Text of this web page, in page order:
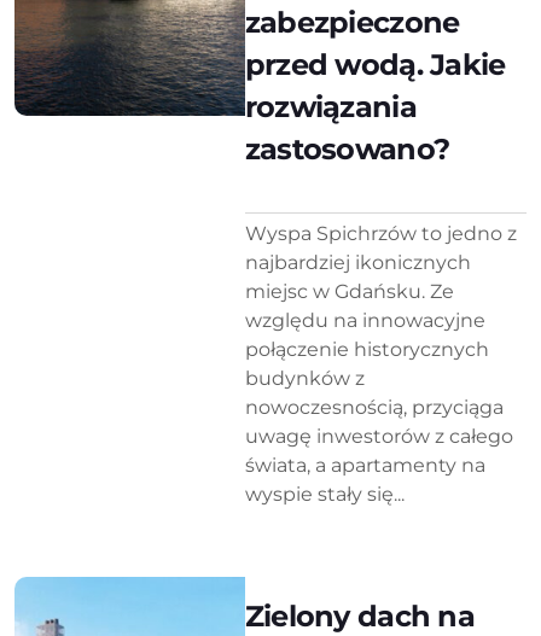
zabezpieczone
przed wodą. Jakie
rozwiązania
zastosowano?
Wyspa Spichrzów to jedno z
najbardziej ikonicznych
miejsc w Gdańsku. Ze
względu na innowacyjne
połączenie historycznych
budynków z
nowoczesnością, przyciąga
uwagę inwestorów z całego
świata, a apartamenty na
wyspie stały się...
Zielony dach na